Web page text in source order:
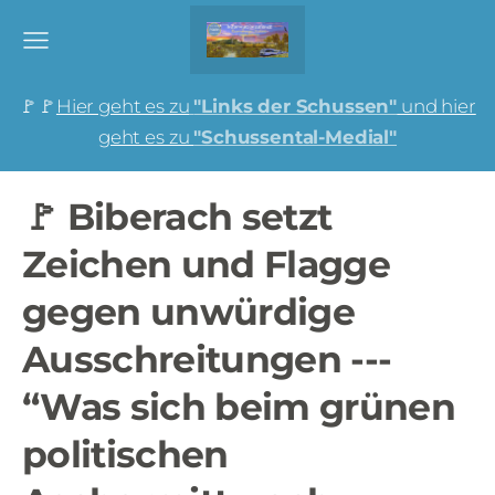
🚩🚩 Hier geht es zu "Links der Schussen" und hier
geht es zu "Schussental-Medial"
🚩 Biberach setzt
Zeichen und Flagge
gegen unwürdige
Ausschreitungen ---
“Was sich beim grünen
politischen